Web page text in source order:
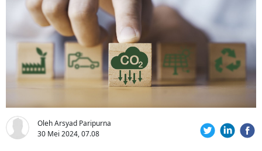
Oleh Arsyad Paripurna
30 Mei 2024, 07.08